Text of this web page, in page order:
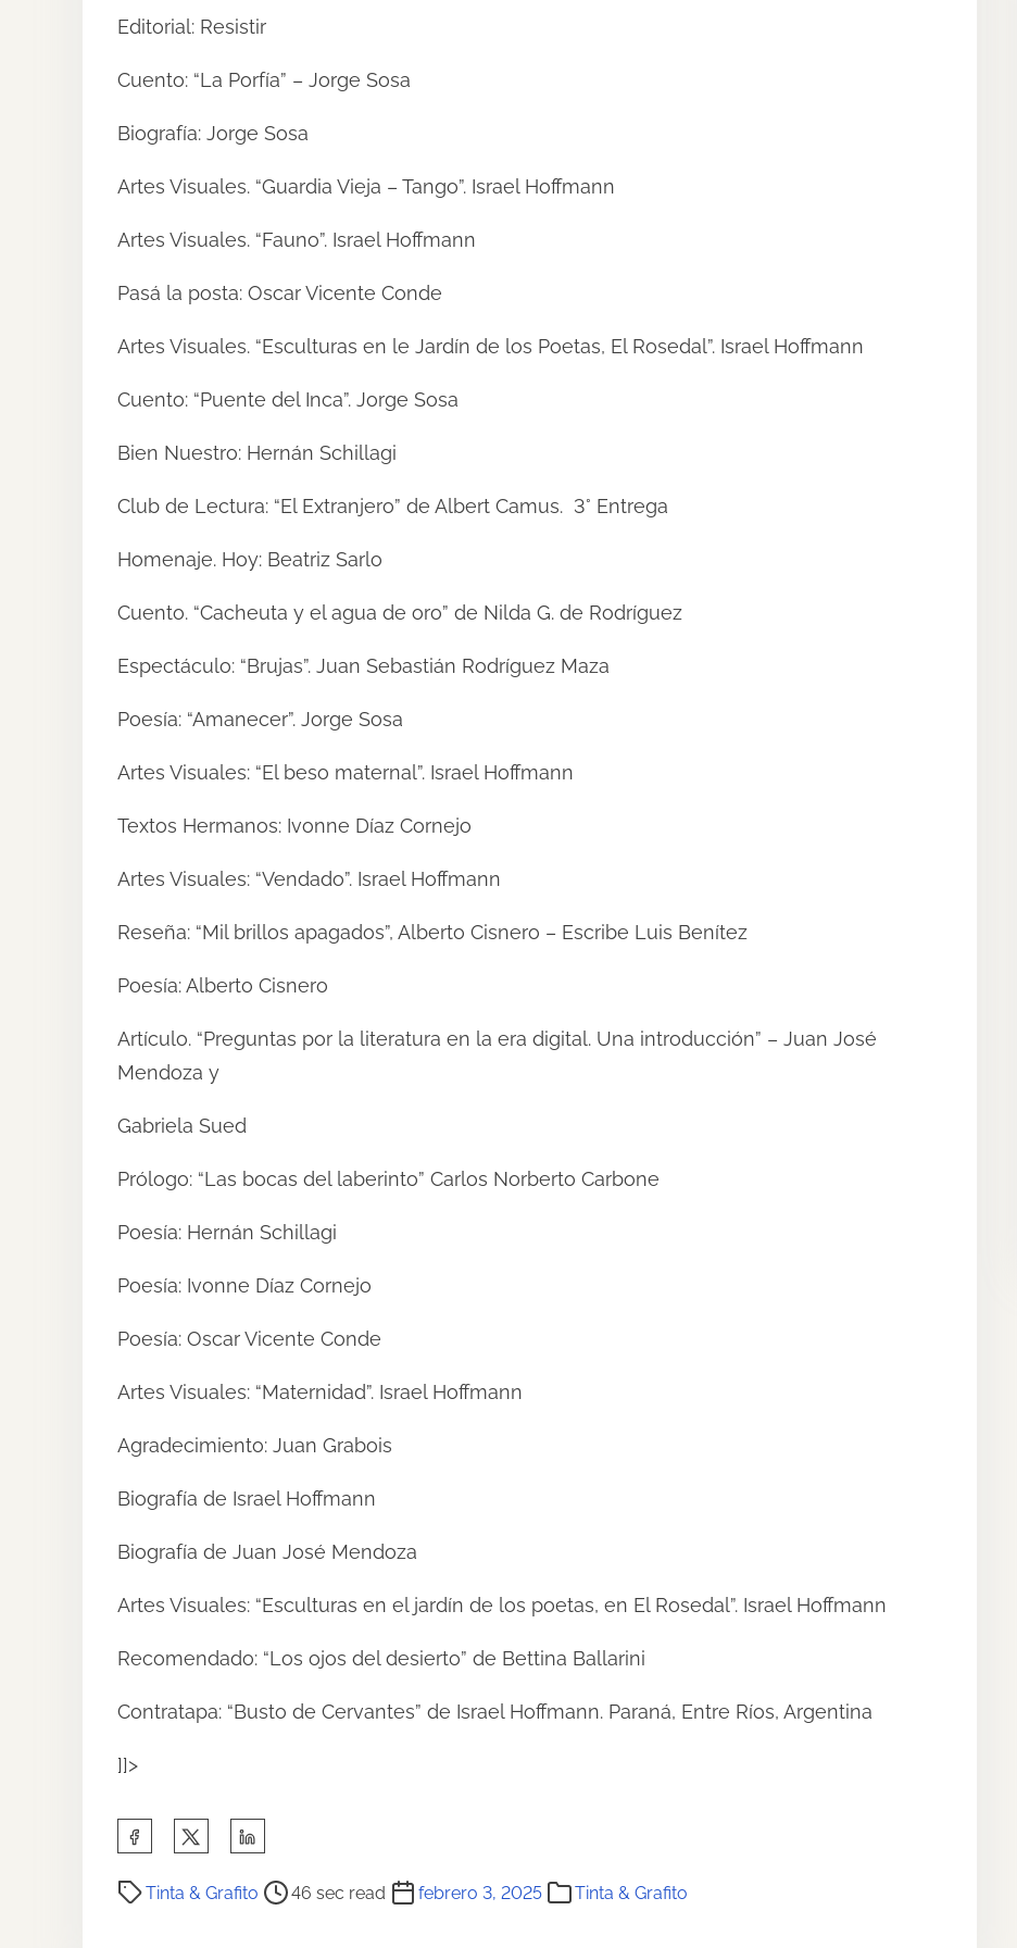
Editorial: Resistir
Cuento: “La Porfía” – Jorge Sosa
Biografía: Jorge Sosa
Artes Visuales. “Guardia Vieja – Tango”. Israel Hoffmann
Artes Visuales. “Fauno”. Israel Hoffmann
Pasá la posta: Oscar Vicente Conde
Artes Visuales. “Esculturas en le Jardín de los Poetas, El Rosedal”. Israel Hoffmann
Cuento: “Puente del Inca”. Jorge Sosa
Bien Nuestro: Hernán Schillagi
Club de Lectura: “El Extranjero” de Albert Camus. 3° Entrega
Homenaje. Hoy: Beatriz Sarlo
Cuento. “Cacheuta y el agua de oro” de Nilda G. de Rodríguez
Espectáculo: “Brujas”. Juan Sebastián Rodríguez Maza
Poesía: “Amanecer”. Jorge Sosa
Artes Visuales: “El beso maternal”. Israel Hoffmann
Textos Hermanos: Ivonne Díaz Cornejo
Artes Visuales: “Vendado”. Israel Hoffmann
Reseña: “Mil brillos apagados”, Alberto Cisnero – Escribe Luis Benítez
Poesía: Alberto Cisnero
Artículo. “Preguntas por la literatura en la era digital. Una introducción” – Juan José
Mendoza y
Gabriela Sued
Prólogo: “Las bocas del laberinto” Carlos Norberto Carbone
Poesía: Hernán Schillagi
Poesía: Ivonne Díaz Cornejo
Poesía: Oscar Vicente Conde
Artes Visuales: “Maternidad”. Israel Hoffmann
Agradecimiento: Juan Grabois
Biografía de Israel Hoffmann
Biografía de Juan José Mendoza
Artes Visuales: “Esculturas en el jardín de los poetas, en El Rosedal”. Israel Hoffmann
Recomendado: “Los ojos del desierto” de Bettina Ballarini
Contratapa: “Busto de Cervantes” de Israel Hoffmann. Paraná, Entre Ríos, Argentina
]]>
a
Tinta & Grafito
P
46 sec read febrero 3, 2025 Tinta & Grafito